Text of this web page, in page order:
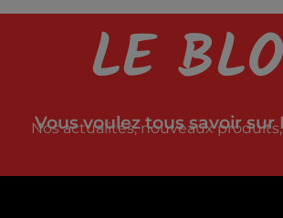
LE
Vous voulez tous savoir sur
Nos actualités, nouveaux